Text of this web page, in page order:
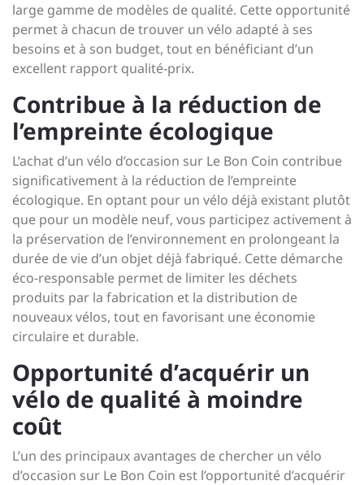
large gamme de modèles de qualité. Cette opportunité
permet à chacun de trouver un vélo adapté à ses
besoins et à son budget, tout en bénéficiant d’un
excellent rapport qualité-prix.
Contribue à la réduction de
l’empreinte écologique
L’achat d’un vélo d’occasion sur Le Bon Coin contribue
significativement à la réduction de l’empreinte
écologique. En optant pour un vélo déjà existant plutôt
que pour un modèle neuf, vous participez activement à
la préservation de l’environnement en prolongeant la
durée de vie d’un objet déjà fabriqué. Cette démarche
éco-responsable permet de limiter les déchets
produits par la fabrication et la distribution de
nouveaux vélos, tout en favorisant une économie
circulaire et durable.
Opportunité d’acquérir un
vélo de qualité à moindre
coût
L’un des principaux avantages de chercher un vélo
d’occasion sur Le Bon Coin est l’opportunité d’acquérir